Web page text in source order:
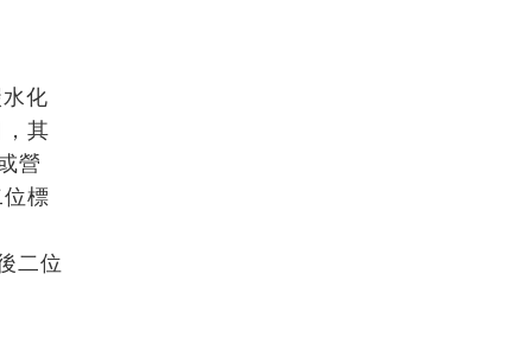
化
其
營
標
二位